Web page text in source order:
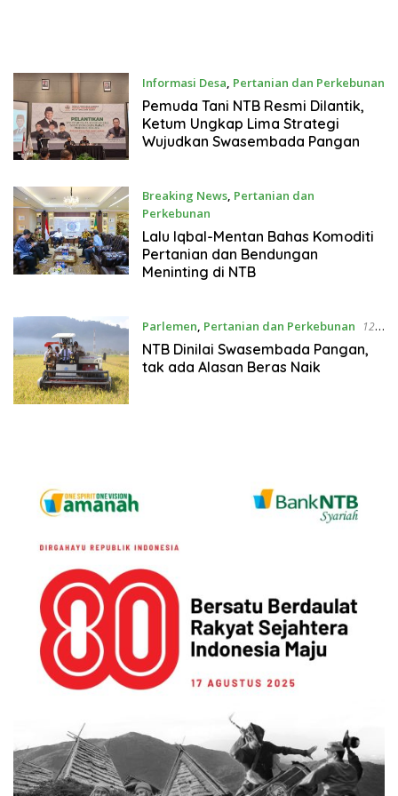
Informasi Desa, Pertanian dan Perkebunan
9 Februari 2025
Pemuda Tani NTB Resmi Dilantik,
Ketum Ungkap Lima Strategi
Wujudkan Swasembada Pangan
Breaking News, Pertanian dan
Perkebunan
10 Januari 2025
Lalu Iqbal-Mentan Bahas Komoditi
Pertanian dan Bendungan
Meninting di NTB
Parlemen, Pertanian dan Perkebunan
12
Oktober 2023
NTB Dinilai Swasembada Pangan,
tak ada Alasan Beras Naik